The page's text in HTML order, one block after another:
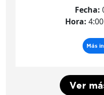
Fecha:
Hora:
Más
Ver